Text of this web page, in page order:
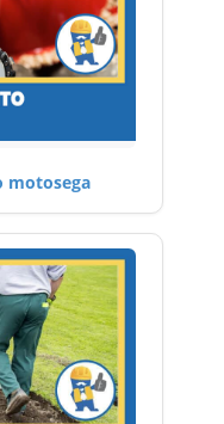
motosega